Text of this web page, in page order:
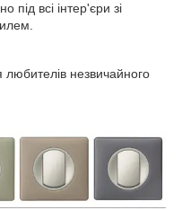
під всі інтер'єри зі
любителів незвичайного